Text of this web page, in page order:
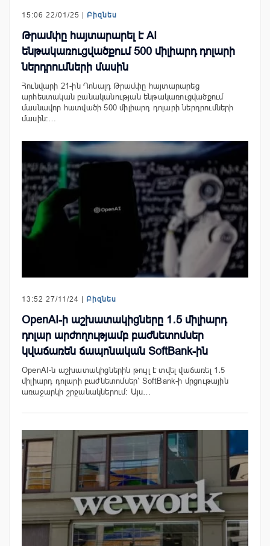
15:06 22/01/25 | Բիզնես
Թրամփը հայտարարել է AI
ենթակառուցվածքում 500 միլիարդ դոլարի
ներդրումների մասին
Հունվարի 21-ին Դոնալդ Թրամփը հայտարարեց
արհեստական ​​բանականության ենթակառուցվածքում
մասնավոր հատվածի 500 միլիարդ դոլարի ներդրումների
մասին:…
13:52 27/11/24 | Բիզնես
OpenAI-ի աշխատակիցները 1․5 միլիարդ
դոլար արժողությամբ բաժնետոմսեր
կվաճառեն ճապոնական SoftBank-ին
OpenAI-ն աշխատակիցներին թույլ է տվել վաճառել 1․5
միլիարդ դոլարի բաժնետոմսեր՝ SoftBank-ի մրցութային
առաջարկի շրջանակներում: Այս…